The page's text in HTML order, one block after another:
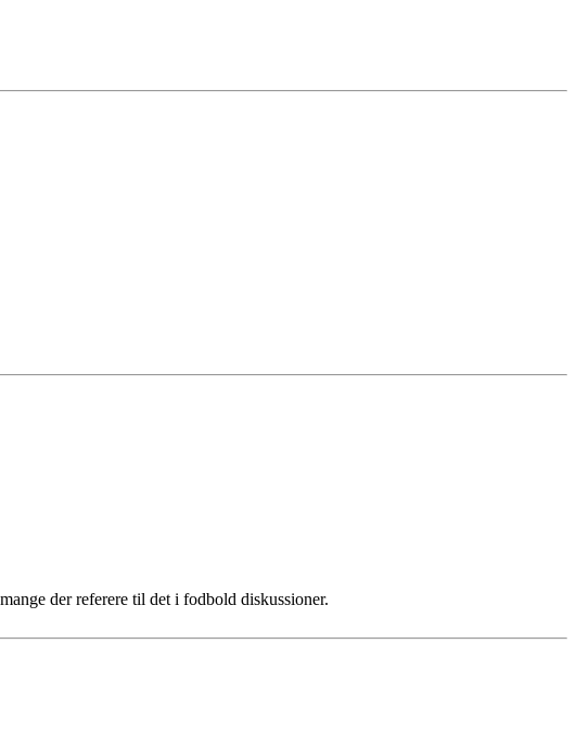
der referere til det i fodbold diskussioner.